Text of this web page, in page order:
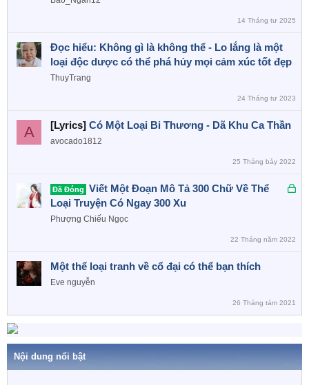
14 Tháng tư 2025
Đọc hiểu: Không gì là không thể - Lo lắng là một
loại độc dược có thể phá hủy mọi cảm xúc tốt đẹp
ThuyTrang
24 Tháng tư 2023
A [Lyrics] Có Một Loại Bi Thương - Dã Khu Ca Thần
avocado1812
25 Tháng bảy 2022
Đ
Đã Đóng
Viết Một Đoạn Mô Tả 300 Chữ Về Thể
Loại Truyện Có Ngay 300 Xu
Phượng Chiếu Ngọc
22 Tháng năm 2022
Một thể loại tranh về cổ đại có thể bạn thích
Eve nguyễn
26 Tháng tám 2021
Nội dung nổi bật